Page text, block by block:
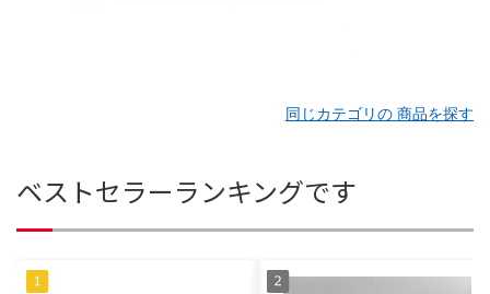
同じカテゴリの 商品を探す
ベストセラーランキングです